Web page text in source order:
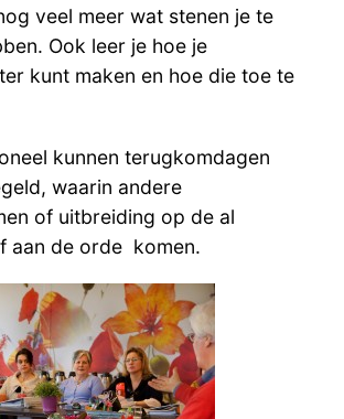
veel meer wat stenen je te
Ook leer je hoe je
kunt maken en hoe die toe te
kunnen terugkomdagen
waarin andere
of uitbreiding op de al
aan de orde komen.